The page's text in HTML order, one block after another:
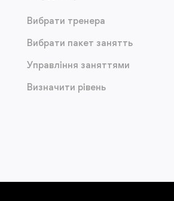
Вибрати тренера
Вибрати пакет занятть
Управління заняттями
Визначити рівень